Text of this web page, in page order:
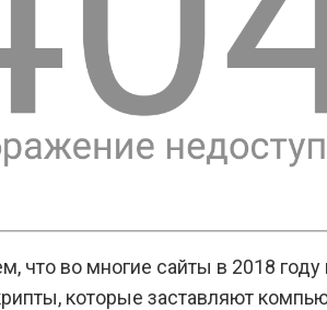
что во многие сайты в 2018
которые заставляют